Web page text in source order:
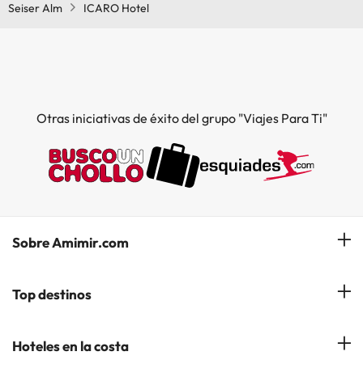
Seiser Alm
ICARO Hotel
Otras iniciativas de éxito del grupo "Viajes Para Ti"
Sobre Amimir.com
¿Quiénes somos?
Gestionar mi reserva
Top destinos
Hoteles en Salou
Hoteles en la costa